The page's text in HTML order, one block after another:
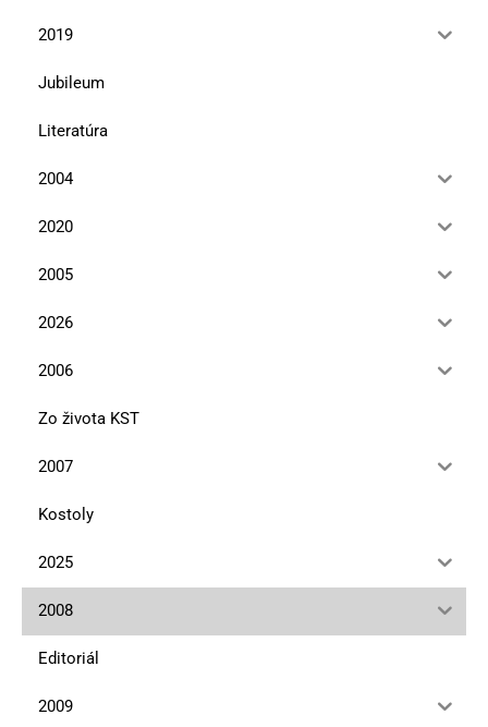
2019
Jubileum
Literatúra
2004
2020
2005
2026
2006
Zo života KST
2007
Kostoly
2025
2008
Editoriál
2009